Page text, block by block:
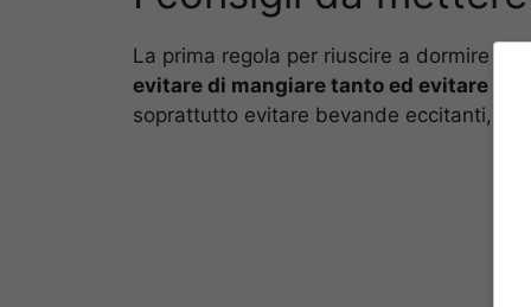
La prima regola per riuscire a dormire è
evitare di mangiare tanto ed evitare
soprattutto evitare bevande eccitanti,